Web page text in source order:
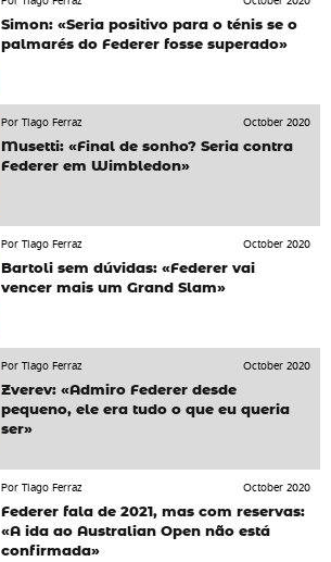
Simon: «Seria positivo para o ténis se o
palmarés do Federer fosse superado»
Por Tiago Ferraz
October 2020
Musetti: «Final de sonho? Seria contra
Federer em Wimbledon»
Por Tiago Ferraz
October 2020
Bartoli sem dúvidas: «Federer vai
vencer mais um Grand Slam»
Por Tiago Ferraz
October 2020
Zverev: «Admiro Federer desde
pequeno, ele era tudo o que eu queria
ser»
Por Tiago Ferraz
October 2020
Federer fala de 2021, mas com reservas:
«A ida ao Australian Open não está
confirmada»